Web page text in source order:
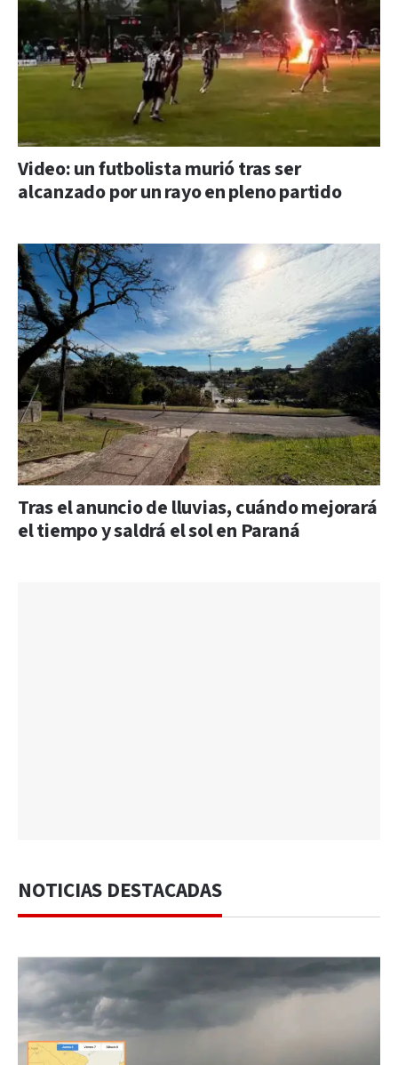
Video: un futbolista murió tras ser
alcanzado por un rayo en pleno partido
Tras el anuncio de lluvias, cuándo mejorará
el tiempo y saldrá el sol en Paraná
NOTICIAS DESTACADAS